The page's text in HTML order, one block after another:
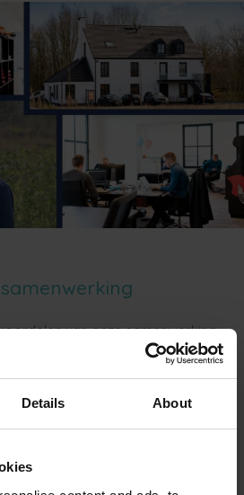
Details About
van onze samenwerking
partner is, en niet zomaar een
van manuele simulaties, voor een
om die klant te servicen –